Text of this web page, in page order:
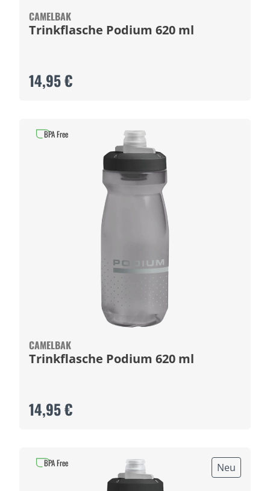
CAMELBAK
Trinkflasche Podium 620 ml
14,95 €
CAMELBAK
Trinkflasche Podium 620 ml
14,95 €
BPA Free
Neu
BPA Free